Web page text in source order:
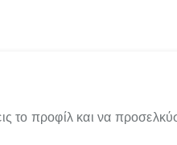
το προφίλ και να